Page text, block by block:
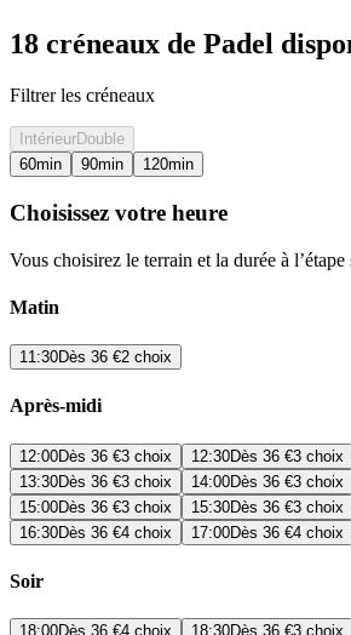
18 créneaux de Padel
Filtrer les créneaux
IntérieurDouble
60min 90min 120min
Choisissez votre heure
Vous choisirez le terrain et la durée à l’étape
Matin
11:30Dès 36 €2 choix
Après-midi
12:00Dès 36 €3 choix 12:30Dès 36 €3 choix
13:30Dès 36 €3 choix 14:00Dès 36 €3 choix
15:00Dès 36 €3 choix 15:30Dès 36 €3 choix
16:30Dès 36 €4 choix 17:00Dès 36 €4 choix
Soir
18:00Dès 36 €4 choix 18:30Dès 36 €3 choix